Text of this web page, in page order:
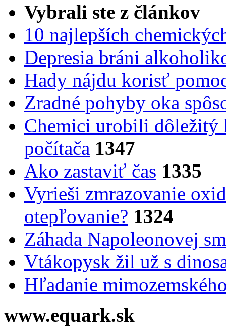
Vybrali ste z článkov
10 najlepších
Depresia bráni
Hady nájdu korisť
Zradné pohyby oka
Chemici urobili dôležitý
počítača 1347
Ako zastaviť čas 1335
Vyrieši zmrazovanie
otepľovanie? 1324
Záhada Napoleonovej
Vtákopysk žil už s
Hľadanie
www.equark.sk